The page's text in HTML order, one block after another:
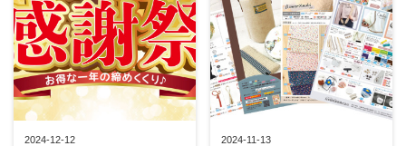
2024-12-12 2024-11-13